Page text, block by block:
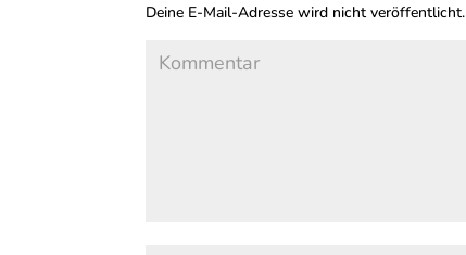
Deine E-Mail-Adresse wird nicht veröffentlicht.